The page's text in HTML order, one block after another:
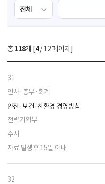
검
색
선
택
색
총 118개 [4/ 12 페이지]
31
인사·총무·회계
안전·보건·친환경 경영방침
전략기획부
수시
자료 발생후 15일 이내
32